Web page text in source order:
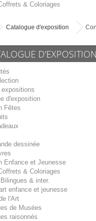
& Coloriages
Catalogue d'exposition
D'EXPOSITION
d'exposition
Fêtes
dessinée
Enfance et Jeunesse
& Coloriages
& inter.
enfance et jeunesse
l'Art
de Musées
raisonnés